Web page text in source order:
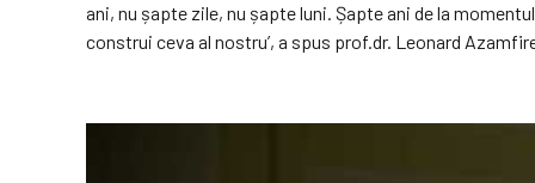
ani, nu șapte zile, nu șapte luni. Șapte ani de la
construi ceva al nostru’, a spus prof.dr. Leonard